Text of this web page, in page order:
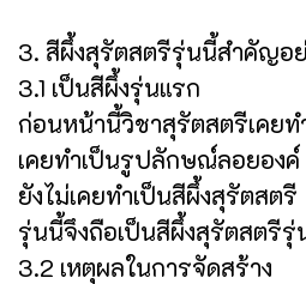
3. สีผึ้งสุรัตสตรีรุ่นนี้สำคัญอย่
3.1 เป็นสีผึ้งรุ่นแรก
ก่อนหน้านี้วิชาสุรัตสตรีเคยท
เคยทำเป็นรูปลักษณ์ลอยองค์
ยังไม่เคยทำเป็นสีผึ้งสุรัตสตรี
รุ่นนี้จึงถือเป็นสีผึ้งสุรัตสตรีรุ่
3.2 เหตุผลในการจัดสร้าง